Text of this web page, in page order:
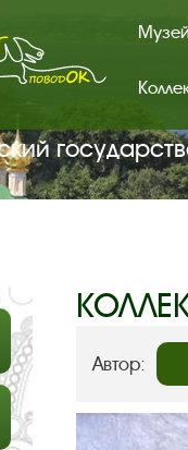
поводок.
Автор: